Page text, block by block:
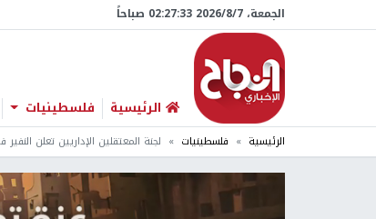
الجمعة، 7/‏8/‏2026 02:27:34 صباحاً
الرئيسية فلسطينيات
الرئيسية فلسطينيات لجنة المعتقلين الإداريين تعلن